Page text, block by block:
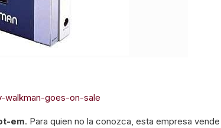
walkman-goes-on-sale
em. Para quien no la conozca, esta empresa vende